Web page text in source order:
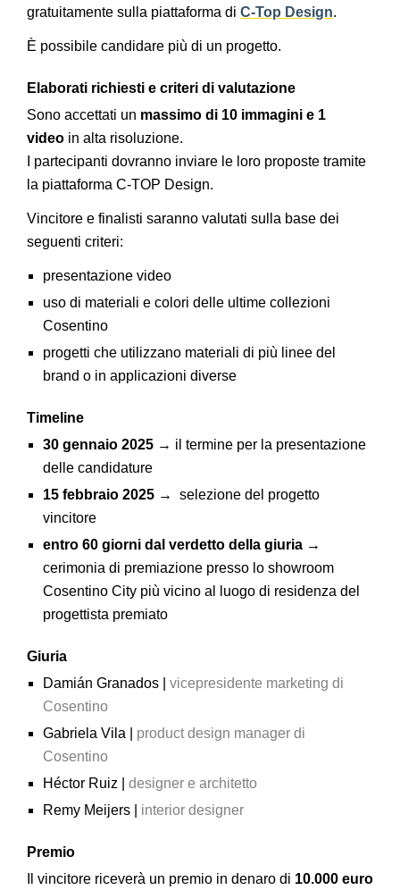
gratuitamente sulla piattaforma di C-Top Design.
È possibile candidare più di un progetto.
Elaborati richiesti e criteri di valutazione
Sono accettati un massimo di 10 immagini e 1
video in alta risoluzione.
I partecipanti dovranno inviare le loro proposte tramite
la piattaforma C-TOP Design.
Vincitore e finalisti saranno valutati sulla base dei
seguenti criteri:
presentazione video
uso di materiali e colori delle ultime collezioni
Cosentino
progetti che utilizzano materiali di più linee del
brand o in applicazioni diverse
Timeline
30 gennaio 2025→ il termine per la presentazione
delle candidature
15 febbraio 2025 → selezione del progetto
vincitore
entro 60 giorni dal verdetto della giuria →
cerimonia di premiazione presso lo showroom
Cosentino City più vicino al luogo di residenza del
progettista premiato
Giuria
Damián Granados | vicepresidente marketing di
Cosentino
Gabriela Vila | product design manager di
Cosentino
Héctor Ruiz | designer e architetto
Remy Meijers | interior designer
Premio
Il vincitore riceverà un premio in denaro di 10.000 euro